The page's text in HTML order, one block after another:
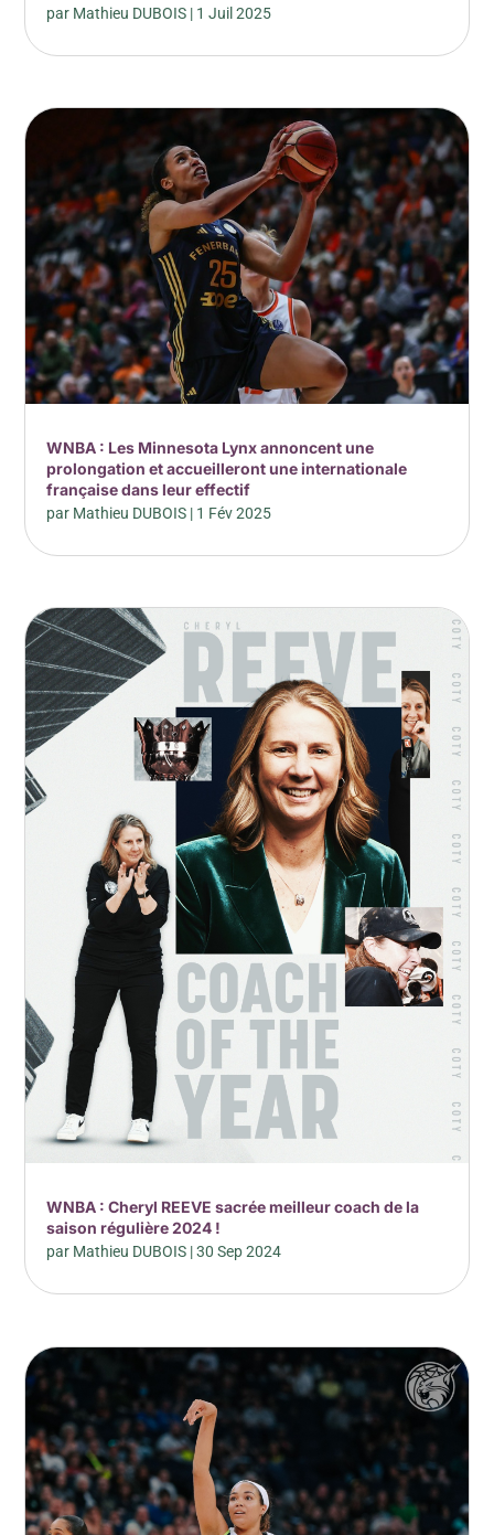
par Mathieu DUBOIS | 1 Juil 2025
WNBA : Les Minnesota Lynx annoncent une
prolongation et accueilleront une internationale
française dans leur effectif
par Mathieu DUBOIS | 1 Fév 2025
WNBA : Cheryl REEVE sacrée meilleur coach de la
saison régulière 2024 !
par Mathieu DUBOIS |30 Sep 2024